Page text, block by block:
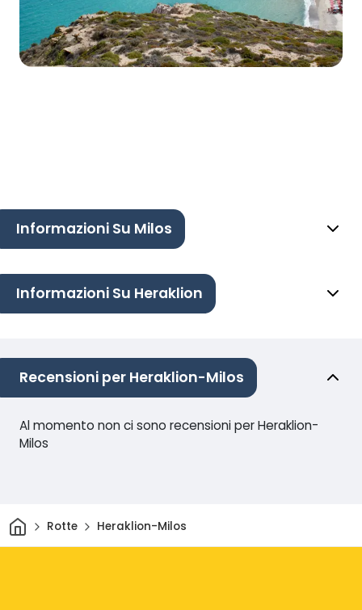
Informazioni Su Milos
Informazioni Su Heraklion
Recensioni per Heraklion-Milos
Al momento non ci sono recensioni per Heraklion-
Milos
CasaRotte Heraklion-Milos